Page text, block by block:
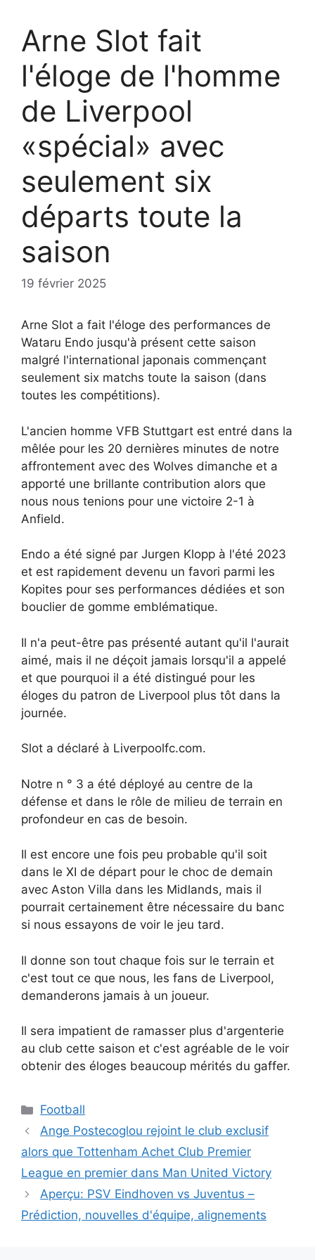
Arne Slot fait
l'éloge de l'homme
de Liverpool
«spécial» avec
seulement six
départs toute la
saison
19 février 2025
Arne Slot a fait l'éloge des performances de
Wataru Endo jusqu'à présent cette saison
malgré l'international japonais commençant
seulement six matchs toute la saison (dans
toutes les compétitions).
L'ancien homme VFB Stuttgart est entré dans la
mêlée pour les 20 dernières minutes de notre
affrontement avec des Wolves dimanche et a
apporté une brillante contribution alors que
nous nous tenions pour une victoire 2-1 à
Anfield.
Endo a été signé par Jurgen Klopp à l'été 2023
et est rapidement devenu un favori parmi les
Kopites pour ses performances dédiées et son
bouclier de gomme emblématique.
Il n'a peut-être pas présenté autant qu'il l'aurait
aimé, mais il ne déçoit jamais lorsqu'il a appelé
et que pourquoi il a été distingué pour les
éloges du patron de Liverpool plus tôt dans la
journée.
Slot a déclaré à Liverpoolfc.com.
Notre n ° 3 a été déployé au centre de la
défense et dans le rôle de milieu de terrain en
profondeur en cas de besoin.
Il est encore une fois peu probable qu'il soit
dans le XI de départ pour le choc de demain
avec Aston Villa dans les Midlands, mais il
pourrait certainement être nécessaire du banc
si nous essayons de voir le jeu tard.
Il donne son tout chaque fois sur le terrain et
c'est tout ce que nous, les fans de Liverpool,
demanderons jamais à un joueur.
Il sera impatient de ramasser plus d'argenterie
au club cette saison et c'est agréable de le voir
obtenir des éloges beaucoup mérités du gaffer.
Catégories
Football
Ange Postecoglou rejoint le club exclusif
alors que Tottenham Achet Club Premier
League en premier dans Man United Victory
Aperçu: PSV Eindhoven vs Juventus –
Prédiction, nouvelles d'équipe, alignements